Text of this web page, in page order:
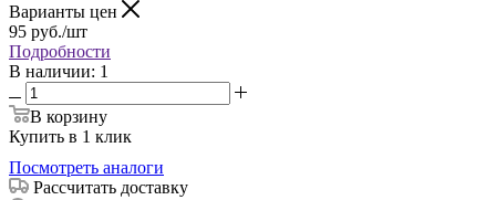
Варианты цен
95 руб./шт
Подробности
В наличии: 1
В корзину
Купить в 1 клик
Посмотреть аналоги
Рассчитать доставку